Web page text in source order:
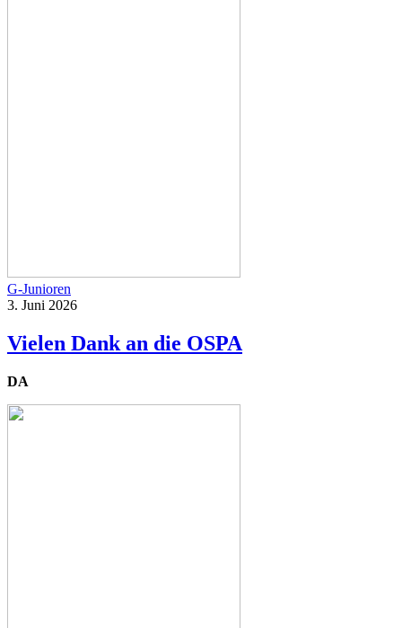
G-Junioren
3. Juni 2026
Vielen Dank an die OSPA
DA